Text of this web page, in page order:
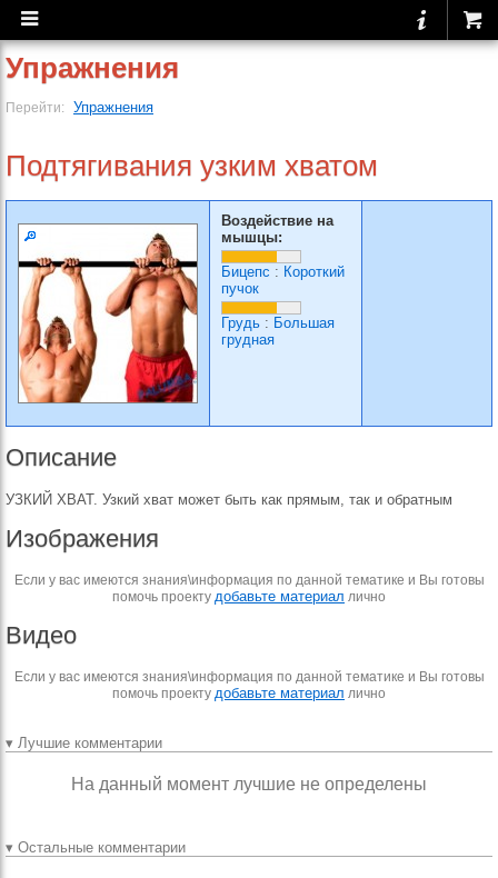
Упражнения
Перейти: Упражнения
Подтягивания узким хватом
Воздействие на
мышцы:
Бицепс : Короткий
пучок
Грудь : Большая
грудная
Описание
УЗКИЙ ХВАТ. Узкий хват может быть как прямым, так и обратным
Изображения
Если у вас имеются знания\информация по данной тематике и Вы готовы
помочь проекту добавьте материал лично
Видео
Если у вас имеются знания\информация по данной тематике и Вы готовы
помочь проекту добавьте материал лично
▾ Лучшие комментарии
На данный момент лучшие не определены
▾ Остальные комментарии